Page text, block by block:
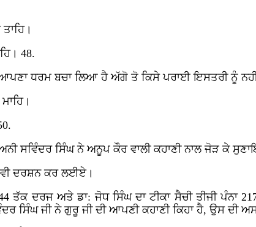
48.
ਧਰਮ ਬਚਾ ਲਿਆ ਹੈ ਅੱਗੋ ਤੋ ਕਿਸੇ ਪਰਾਈ ਇਸਤਰੀ ਨੂੰ ਨਹੀਂ
ਸਵਿੰਦਰ ਸਿੰਘ ਨੇ ਅਨੂਪ ਕੌਰ ਵਾਲੀ ਕਹਾਣੀ ਨਾਲ ਜੋੜ ਕੇ
ਦਰਸ਼ਨ ਕਰ ਲਈਏ।
ਤੱਕ ਦਰਜ ਅਤੇ ਡਾ: ਜੋਧ ਸਿੰਘ ਦਾ ਟੀਕਾ ਸੈਚੀ ਤੀਜੀ ਪੰਨਾ
ਸਿੰਘ ਜੀ ਨੇ ਗੁਰੂ ਜੀ ਦੀ ਆਪਣੀ ਕਹਾਣੀ ਕਿਹਾ ਹੈ, ਉਸ ਦੀ